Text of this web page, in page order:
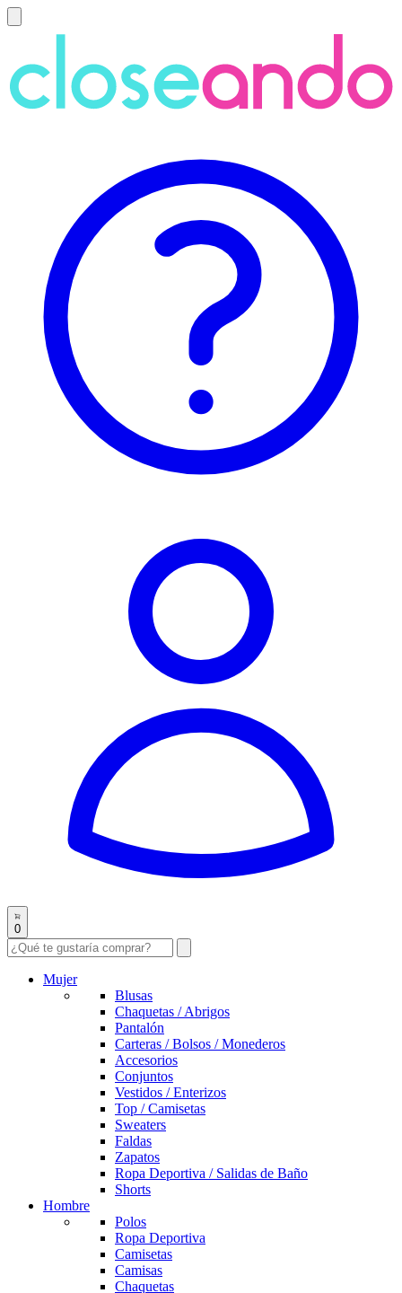
0
Mujer
Blusas
Chaquetas / Abrigos
Pantalón
Carteras / Bolsos / Monederos
Accesorios
Conjuntos
Vestidos / Enterizos
Top / Camisetas
Sweaters
Faldas
Zapatos
Ropa Deportiva / Salidas de Baño
Shorts
Hombre
Polos
Ropa Deportiva
Camisetas
Camisas
Chaquetas